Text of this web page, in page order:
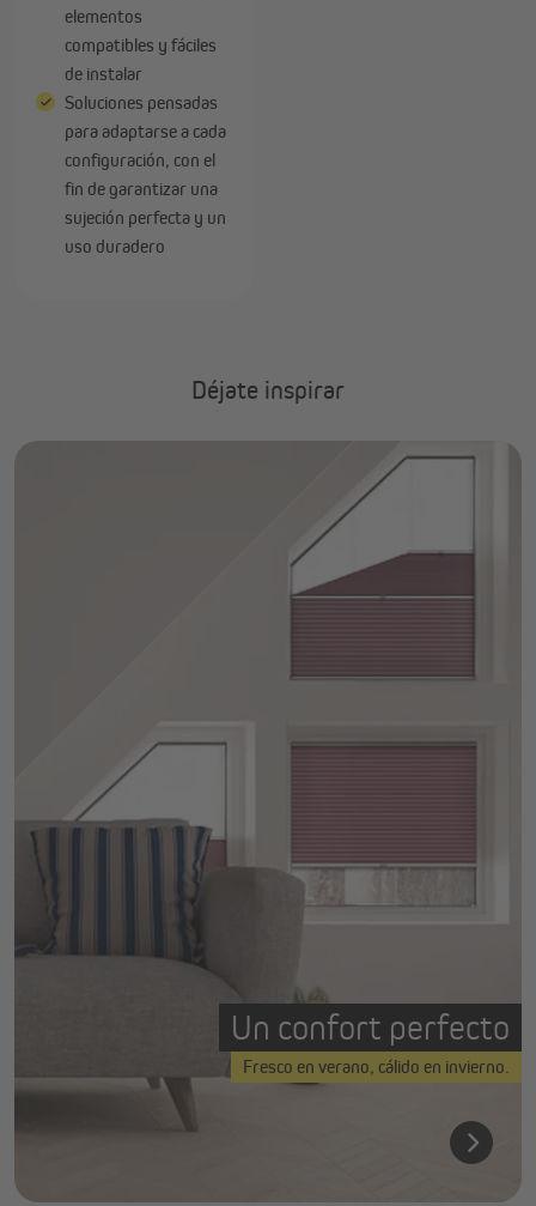
elementos
compatibles y fáciles
de instalar
Soluciones pensadas
para adaptarse a cada
configuración, con el
fin de garantizar una
sujeción perfecta y un
uso duradero
Déjate inspirar
Un confort perfecto
Fresco en verano, cálido en invierno.